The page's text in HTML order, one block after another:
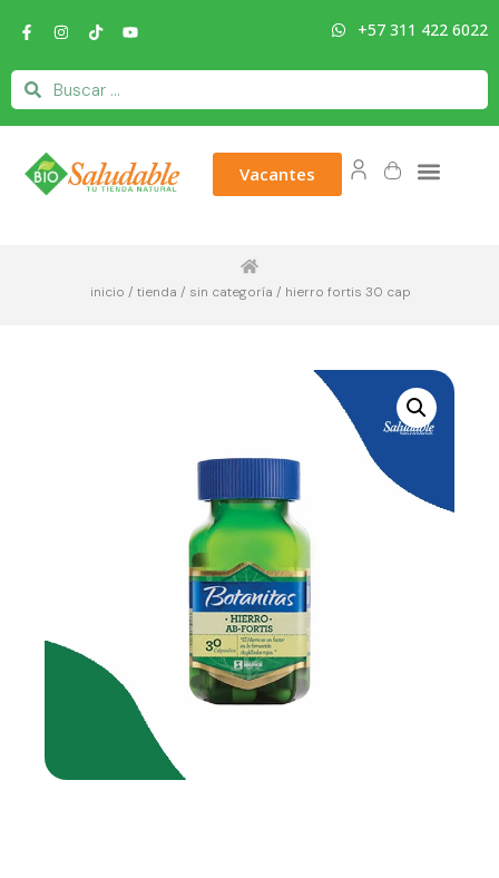
+57 311 422 6022
Vacantes
inicio / tienda / sin categoría / hierro fortis 30 cap